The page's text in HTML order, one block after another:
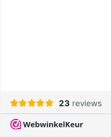
23 reviews